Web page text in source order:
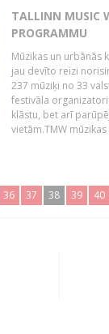
TALLINN MUSIC
PROGRAMMU
Mūzikas un urbānās
jau devīto reizi
237 mūziķi no 33
festivāla
klāstu, bet arī
vietām.TMW
36 37 38 39 40